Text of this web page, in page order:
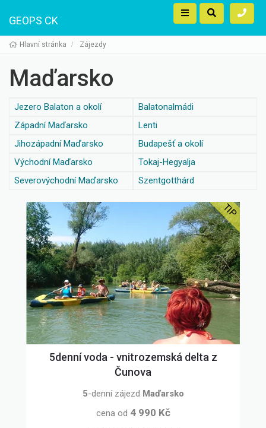
GEOPS CK
Hlavní stránka Zájezdy
Maďarsko
Jezero Balaton a okolí
Západní Maďarsko
Jihozápadní Maďarsko
Východní Maďarsko
Severovýchodní Maďarsko
Balatonalmádi
Lenti
Budapešť a okolí
Tokaj-Hegyalja
Szentgotthárd
5denní voda - vnitrozemská delta z
Čunova
5-denní zájezd Maďarsko
cena od 4 990 Kč